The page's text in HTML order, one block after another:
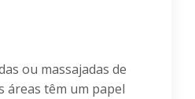
ou massajadas de
áreas têm um papel